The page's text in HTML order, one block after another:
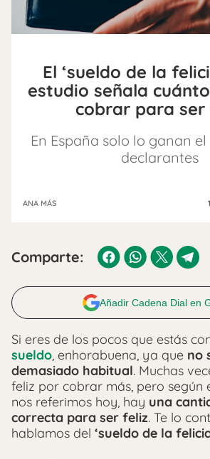
El ‘sueldo de la
estudio señala
cobrar para ser
En España solo lo ganan el
declarantes
ANA MÁS
Comparte:
Añadir Cadena Dial en
Si eres de los pocos que estás
sueldo , enhorabuena, ya que no
demasiado habitual. Muchas
feliz por cobrar más, pero según
nos referimos hoy, hay una
correcta para ser feliz. Te lo
hablamos del ‘sueldo de la